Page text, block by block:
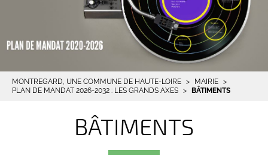
MONTREGARD, UNE COMMUNE DE HAUTE-LOIRE
MAIRIE
PLAN DE MANDAT 2026-2032 : LES GRANDS AXES
BÂTIMENTS
BÂTIMENTS